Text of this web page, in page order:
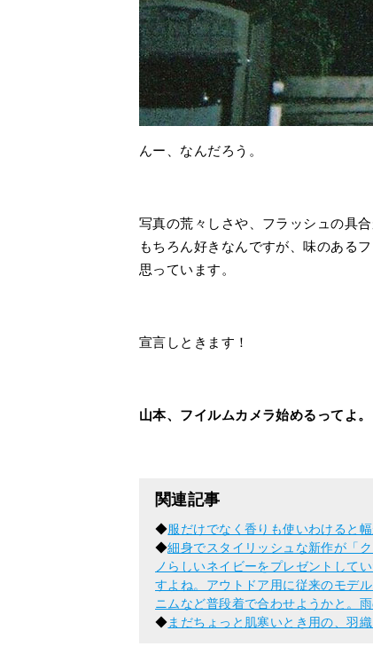
んー、なんだろう。
写真の荒々しさや、フラッシュの具
もちろん好きなんですが、味のある
思っています。
宣言しときます！
山本、フイルムカメラ始めるってよ。
関連記事
◆服だけでなく香りも使いわけると
◆細身でスタイリッシュな新作が「
ノらしいネイビーをプレゼントして
すよね。アウトドア用に従来のモデ
ニムなど普段着で合わせようかと。
◆まだちょっと肌寒いとき用の、羽織